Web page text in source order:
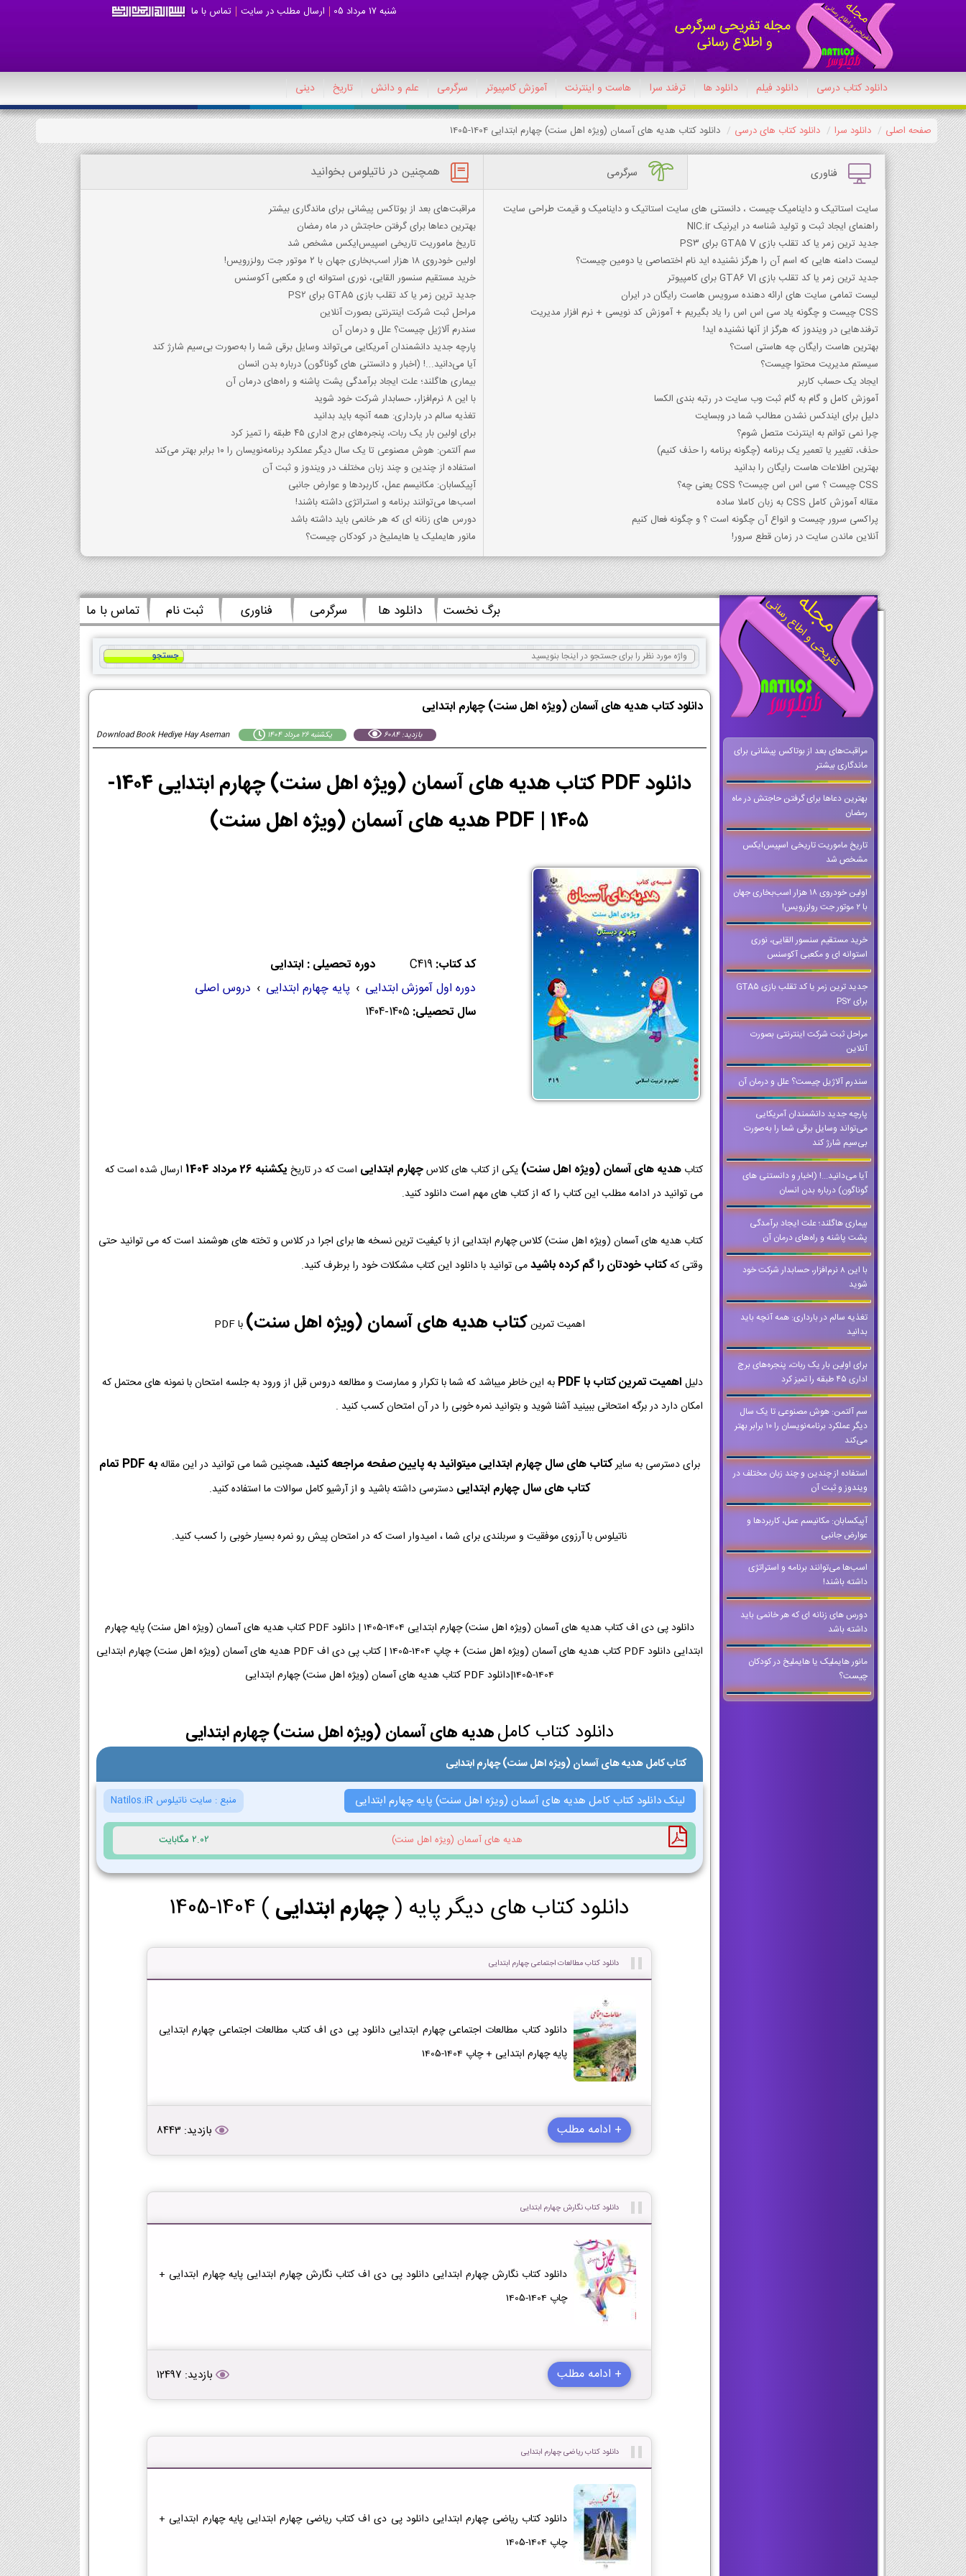
شنبه 17 مرداد 05 ارسال مطلب در سایت تماس با ما
دانلود کتاب درسی دانلود فیلم دانلود ها ترفند سرا هاست و اینترنت آموزش کامپیوتر سرگرمی علم و دانش تاریخ دینی
صفحه اصلی دانلود سرا دانلود کتاب های درسی دانلود کتاب هدیه های آسمان (ویژه اهل سنت) چهارم ابتدایی 1404-1405
فناوری سرگرمی
سایت استاتیک و داینامیک چیست ، دانستنی های سایت استاتیک و داینامیک و قیمت طراحی سایت
راهنمای ایجاد ثبت و تولید شناسه در ایرنیک NIC.ir
جدید ترین زمر یا کد تقلب بازی GTA5 V برای PS3
لیست دامنه هایی که اسم آن را هرگز نشنیده اید نام اختصاصي يا دومين چيست؟
جدید ترین زمر یا کد تقلب بازی GTA6 VI برای کامپیوتر
لیست تمامی سایت های ارائه دهنده سرویس هاست رایگان در ایران
CSS چیست و چگونه یاد سی اس اس را یاد بگیریم + آموزش کد نویسی + نرم افزار مدیریت
ترفندهایی در ویندوز که هرگز از آنها نشنیده اید!
بهترین هاست رایگان چه هاستی است؟
سیستم مدیریت محتوا چیست؟
ایجاد یک حساب کاربر
آموزش کامل و گام به گام ثبت وب سایت در رتبه بندی الکسا
دلیل برای ایندکس نشدن مطالب شما در وبسایت
چرا نمی توانم به اینترنت متصل شوم؟
حذف، تغییر یا تعمیر یک برنامه (چگونه برنامه را حذف کنیم)
بهترین اطلاعات هاست رایگان را بدانید
CSS چیست ؟ سی اس اس چیست؟ CSS یعنی چه؟
مقاله آموزش کامل CSS به زبان کاملا ساده
پراکسی سرور چیست و انواع آن چگونه است ؟ و چگونه فعال کنیم
آنلاین ماندن سایت در زمان قطع سرور!
همچنین در ناتیلوس بخوانید
مراقبت‌های بعد از بوتاکس پیشانی برای ماندگاری بیشتر
بهترین دعاها برای گرفتن حاجتش در ماه رمضان
تاریخ ماموریت تاریخی اسپیس‌ایکس مشخص شد
اولین خودروی ۱۸ هزار اسب‌بخاری جهان با ۲ موتور جت رولزرویس!
خرید مستقیم سنسور القایی، نوری استوانه ای و مکعبی آکوسنس
جدید ترین زمر یا کد تقلب بازی GTA۵ برای PS2
مراحل ثبت شرکت اینترنتی بصورت آنلاین
سندرم آلاژیل چیست؟ علل و درمان آن
پارچه جدید دانشمندان آمریکایی می‌تواند وسایل برقی شما را به‌صورت بی‌سیم شارژ کند
آیا می‌دانید...! (اخبار و دانستنی های گوناگون) درباره بدن انسان
بیماری هاگلند؛ علت ایجاد برآمدگی پشت پاشنه و راه‌های درمان آن
با این 8 نرم‌افزار، حسابدار شرکت خود شوید
تغذیه سالم در بارداری: همه آنچه باید بدانید
برای اولین بار یک ربات، پنجره‌های برج اداری ۴۵ طبقه را تمیز کرد
سم آلتمن: هوش مصنوعی تا یک سال دیگر عملکرد برنامه‌نویسان را ۱۰ برابر بهتر می‌کند
استفاده از چندین و چند زبان مختلف در ویندوز و ثبت آن
آپیکسابان: مکانیسم عمل، کاربردها و عوارض جانبی
اسب‌ها می‌توانند برنامه و استراتژی داشته باشند!
دورس های زنانه ای که هر خانمی باید داشته باشد
مانور هایملیک یا هایملیخ در کودکان چیست؟
مراقبت‌های بعد از بوتاکس پیشانی برای
ماندگاری بیشتر
بهترین دعاها برای گرفتن حاجتش در ماه
رمضان
تاریخ ماموریت تاریخی اسپیس‌ایکس
مشخص شد
اولین خودروی ۱۸ هزار اسب‌بخاری جهان
با ۲ موتور جت رولزرویس!
خرید مستقیم سنسور القایی، نوری
استوانه ای و مکعبی آکوسنس
جدید ترین زمر یا کد تقلب بازی GTA۵
برای PS2
مراحل ثبت شرکت اینترنتی بصورت
آنلاین
سندرم آلاژیل چیست؟ علل و درمان آن
پارچه جدید دانشمندان آمریکایی
می‌تواند وسایل برقی شما را به‌صورت
بی‌سیم شارژ کند
آیا می‌دانید...! (اخبار و دانستنی های
گوناگون) درباره بدن انسان
بیماری هاگلند؛ علت ایجاد برآمدگی
پشت پاشنه و راه‌های درمان آن
با این 8 نرم‌افزار، حسابدار شرکت خود
شوید
تغذیه سالم در بارداری: همه آنچه باید
بدانید
برای اولین بار یک ربات، پنجره‌های برج
اداری ۴۵ طبقه را تمیز کرد
سم آلتمن: هوش مصنوعی تا یک سال
دیگر عملکرد برنامه‌نویسان را ۱۰ برابر بهتر
می‌کند
استفاده از چندین و چند زبان مختلف در
ویندوز و ثبت آن
آپیکسابان: مکانیسم عمل، کاربردها و
عوارض جانبی
اسب‌ها می‌توانند برنامه و استراتژی
داشته باشند!
دورس های زنانه ای که هر خانمی باید
داشته باشد
مانور هایملیک یا هایملیخ در کودکان
چیست؟
برگ نخست دانلود ها سرگرمی فناوری ثبت نام تماس با ما
دانلود کتاب هدیه های آسمان (ویژه اهل سنت) چهارم ابتدایی
Download Book Hediye Hay Aseman يكشنبه 26 مرداد 1404 بازدید: 6084
دانلود PDF کتاب هدیه های آسمان (ویژه اهل سنت) چهارم ابتدایی 1404-
1405 | PDF هدیه های آسمان (ویژه اهل سنت)
کد کتاب: C419
دوره تحصیلی : ابتدایی
دوره اول آموزش ابتدایی › پایه چهارم ابتدایی › دروس اصلی
سال تحصیلی: 1404-1405
کتابهدیه های آسمان (ویژه اهل سنت) یکی از کتاب های کلاسچهارم ابتدایی است که در تاریخ يكشنبه 26 مرداد 1404
ارسال شده است که
می توانید در ادامه مطلب این کتاب را که از کتاب های مهم است دانلود کنید.
کتاب هدیه های آسمان (ویژه اهل سنت) کلاس چهارم ابتدایی از با کیفیت ترین نسخه ها برای اجرا در کلاس و تخته های هوشمند است که می توانید حتی
وقتی کهکتاب خودتان را گم کرده باشیدمی توانید با دانلود این کتاب مشکلات خود را برطرف کنید.
اهمیت تمرینکتاب هدیه های آسمان (ویژه اهل سنت) با PDF
دلیل اهمیت تمرین کتاب با PDF
به این خاطر میباشد که شما با تکرار و ممارست و مطالعه دروس قبل از ورود به جلسه امتحان با نمونه های محتمل که
امکان دارد در برگه امتحانی ببینید آشنا شوید و بتوانید نمره خوبی را در آن امتحان کسب کنید .
برای دسترسی به سایرکتاب های سال چهارم ابتدایی میتوانید به پایین صفحه مراجعه کنید، همچنین شما می توانید در این مقاله
به PDF تمام
کتاب های سال چهارم ابتدایی دسترسی داشته باشید و از آرشیو کامل سوالات ما استفاده کنید.
ناتیلوس با آرزوی موفقیت و سربلندی برای شما ، امیدوار است که در امتحان پیش رو نمره بسیار خوبی را کسب کنید.
دانلود پی دی اف کتاب هدیه های آسمان (ویژه اهل سنت) چهارم ابتدایی 1404-1405 | دانلود PDF کتاب هدیه های آسمان (ویژه اهل سنت) پایه چهارم
ابتدایی دانلود PDF کتاب هدیه های آسمان (ویژه اهل سنت) + چاپ 1404-1405 | کتاب پی دی اف PDF هدیه های آسمان (ویژه اهل سنت) چهارم ابتدایی
1404-1405|دانلود PDF کتاب هدیه های آسمان (ویژه اهل سنت) چهارم ابتدایی
دانلود کتاب کاملهدیه های آسمان (ویژه اهل سنت) چهارم ابتدایی
کتاب کامل هدیه های آسمان (ویژه اهل سنت) چهارم ابتدایی
لینک دانلود کتاب کامل هدیه های آسمان (ویژه اهل سنت) پایه چهارم ابتدایی منبع : سایت ناتیلوس Natilos.iR
هدیه های آسمان (ویژه اهل سنت) 2.02 مگابایت
دانلود کتاب های دیگر پایه (چهارم ابتدایی ) 1404-1405
دانلود کتاب مطالعات اجتماعی چهارم ابتدایی
دانلود کتاب مطالعات اجتماعی چهارم ابتدایی دانلود پی دی اف کتاب مطالعات اجتماعی چهارم ابتدایی
پایه چهارم ابتدایی + چاپ 1404-1405
+ ادامه مطلب بازدید: 8443
دانلود کتاب نگارش چهارم ابتدایی
دانلود کتاب نگارش چهارم ابتدایی دانلود پی دی اف کتاب نگارش چهارم ابتدایی پایه چهارم ابتدایی +
چاپ 1404-1405
+ ادامه مطلب بازدید: 12497
دانلود کتاب ریاضی چهارم ابتدایی
دانلود کتاب ریاضی چهارم ابتدایی دانلود پی دی اف کتاب ریاضی چهارم ابتدایی پایه چهارم ابتدایی +
چاپ 1404-1405